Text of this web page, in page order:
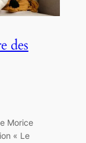
des
Morice
« Le